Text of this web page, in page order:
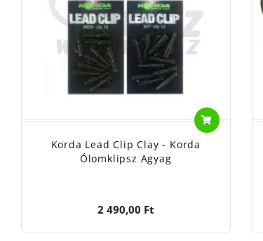
Korda Lead Clip Clay - Korda
Ólomklipsz Agyag
2 490,00 Ft